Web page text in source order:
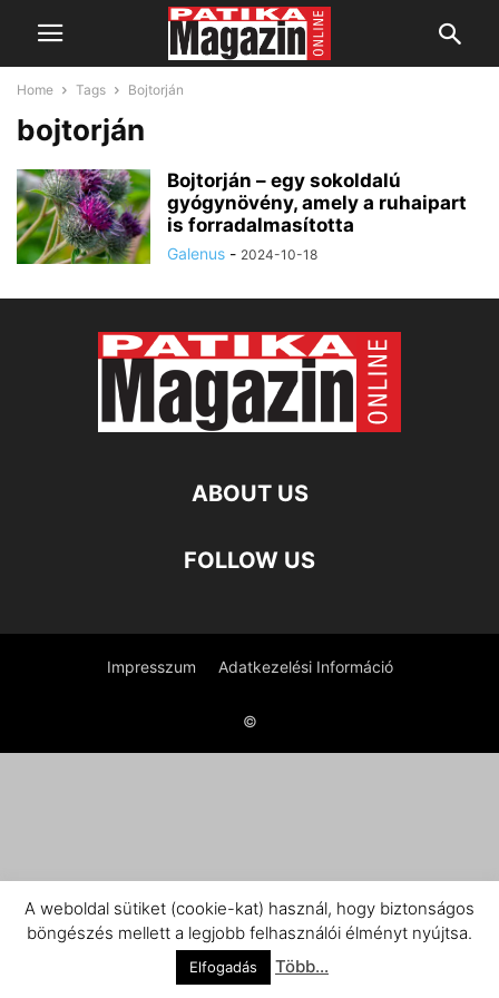
Home Tags Bojtorján
bojtorján
Bojtorján – egy sokoldalú
gyógynövény, amely a ruhaipart
is forradalmasította
Galenus - 2024-10-18
ABOUT US
FOLLOW US
Impresszum Adatkezelési Információ
©
A weboldal sütiket (cookie-kat) használ, hogy biztonságos
böngészés mellett a legjobb felhasználói élményt nyújtsa.
Elfogadás Több...